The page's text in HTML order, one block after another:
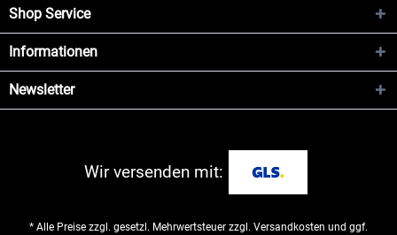
Shop Service
Informationen
Newsletter
Wir versenden mit:
* Alle Preise zzgl. gesetzl. Mehrwertsteuer zzgl. Versandkosten und ggf.